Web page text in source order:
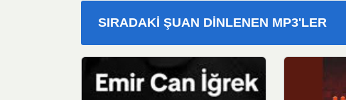
SIRADAKI ŞUAN DINLENEN MP3'LER